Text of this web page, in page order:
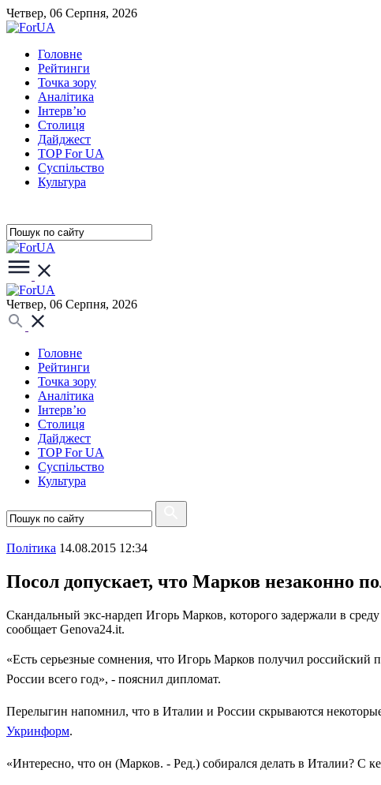
Четвер, 06 Серпня, 2026
Головне
Рейтинги
Точка зору
Аналітика
Інтерв’ю
Столиця
Дайджест
TOP For UA
Суспiльство
Культура
Четвер, 06 Серпня, 2026
Головне
Рейтинги
Точка зору
Аналітика
Інтерв’ю
Столиця
Дайджест
TOP For UA
Суспiльство
Культура
Полiтика 14.08.2015 12:34
Посол допускает, что Марков незаконно
Скандальный экс-нардеп Игорь Марков, которого задержали в
сообщает Genova24.it.
«Есть серьезные сомнения, что Игорь Марков получил российский
России всего год», - пояснил дипломат.
Перелыгин напомнил, что в Италии и России скрываются
Укринформ.
«Интересно, что он (Марков. - Ред.) собирался делать в Италии? С